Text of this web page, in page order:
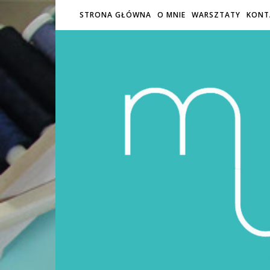
STRONA GŁÓWNA O MNIE WARSZTATY